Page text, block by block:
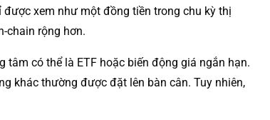
xem như một đồng tiền trong chu kỳ thị
chain rộng hơn.
tâm có thể là ETF hoặc biến động giá ngắn hạn.
khác thường được đặt lên bàn cân. Tuy nhiên,